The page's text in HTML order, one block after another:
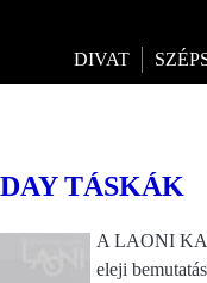
DIVAT
TÁSKÁK
A LAONI
eleji